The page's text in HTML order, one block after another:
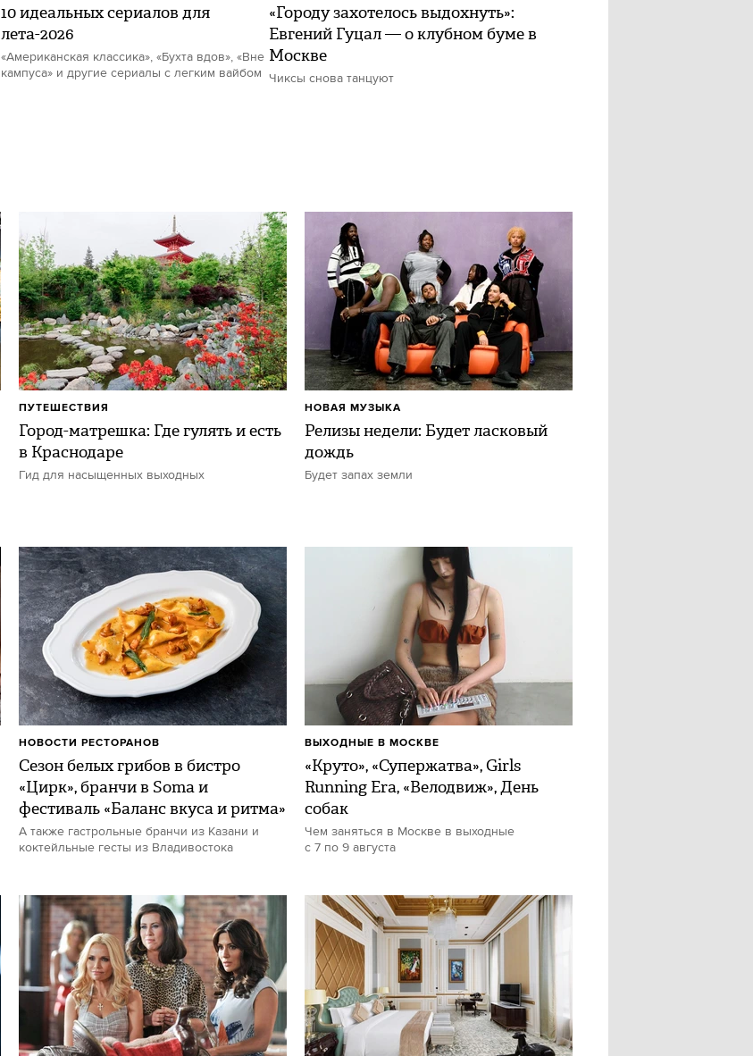
10 идеальных сериалов для
лета-2026
«Американская классика», «Бухта вдов», «Вне
кампуса» и другие сериалы с легким вайбом
«Городу захотелось выдохнуть»:
Евгений Гуцал — о клубном буме в
Москве
Чиксы снова танцуют
Город-матрешка: Где гулять и есть
в Краснодаре
Гид для насыщенных выходных
ПУТЕШЕСТВИЯ
Релизы недели: Будет ласковый
дождь
Будет запах земли
НОВАЯ МУЗЫКА
Сезон белых грибов в бистро
«Цирк», бранчи в Soma и
фестиваль «Баланс вкуса и ритма»
А также гастрольные бранчи из Казани и
коктейльные гесты из Владивостока
НОВОСТИ РЕСТОРАНОВ
«Круто», «Супержатва», Girls
Running Era, «Велодвиж», День
собак
Чем заняться в Москве в выходные
с 7 по 9 августа
ВЫХОДНЫЕ В МОСКВЕ